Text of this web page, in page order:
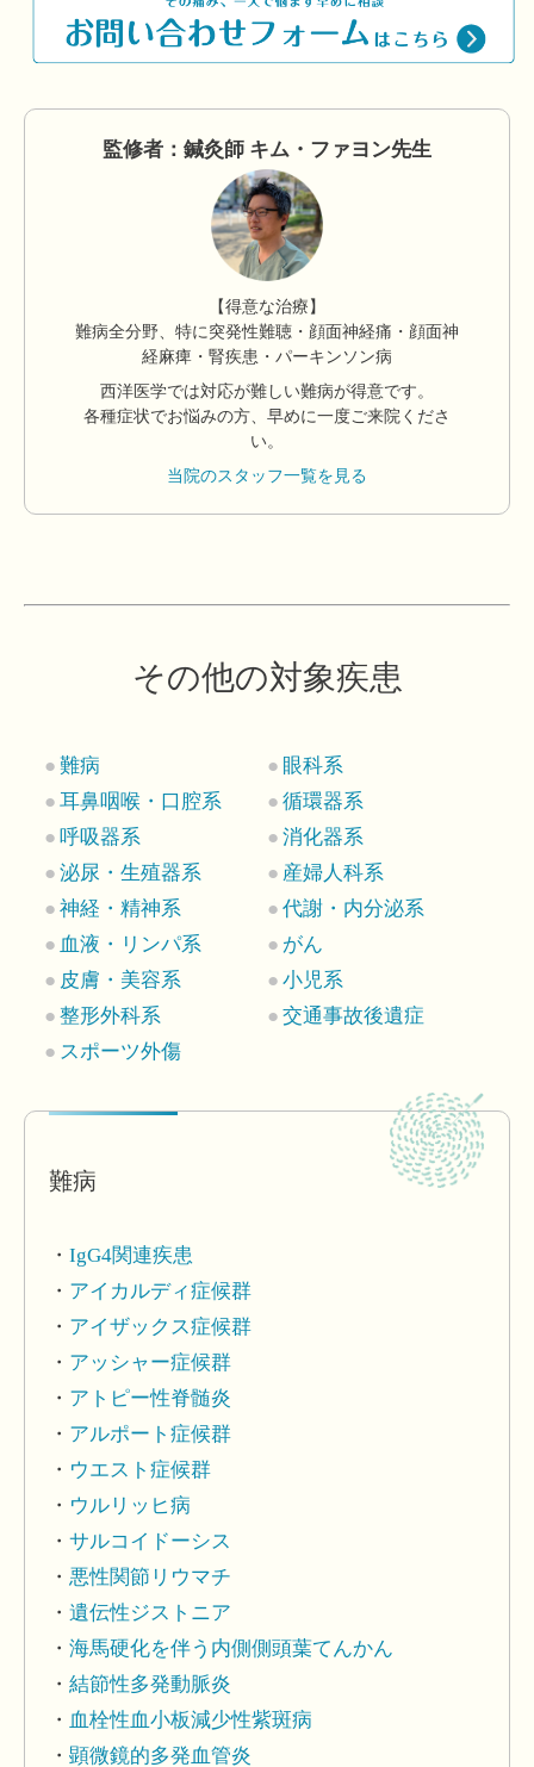
監修者：鍼灸師 キム・ファヨン先生
【得意な治療】
難病全分野、特に突発性難聴・顔面神経痛・顔面神
経麻痺・腎疾患・パーキンソン病
西洋医学では対応が難しい難病が得意です。
各種症状でお悩みの方、早めに一度ご来院くださ
い。
当院のスタッフ一覧を見る
その他の対象疾患
難病
眼科系
耳鼻咽喉・口腔系
循環器系
呼吸器系
消化器系
泌尿・生殖器系
産婦人科系
神経・精神系
代謝・内分泌系
血液・リンパ系
がん
皮膚・美容系
小児系
整形外科系
交通事故後遺症
スポーツ外傷
難病
IgG4関連疾患
アイカルディ症候群
アイザックス症候群
アッシャー症候群
アトピー性脊髄炎
アルポート症候群
ウエスト症候群
ウルリッヒ病
サルコイドーシス
悪性関節リウマチ
遺伝性ジストニア
海馬硬化を伴う内側側頭葉てんかん
結節性多発動脈炎
血栓性血小板減少性紫斑病
顕微鏡的多発血管炎